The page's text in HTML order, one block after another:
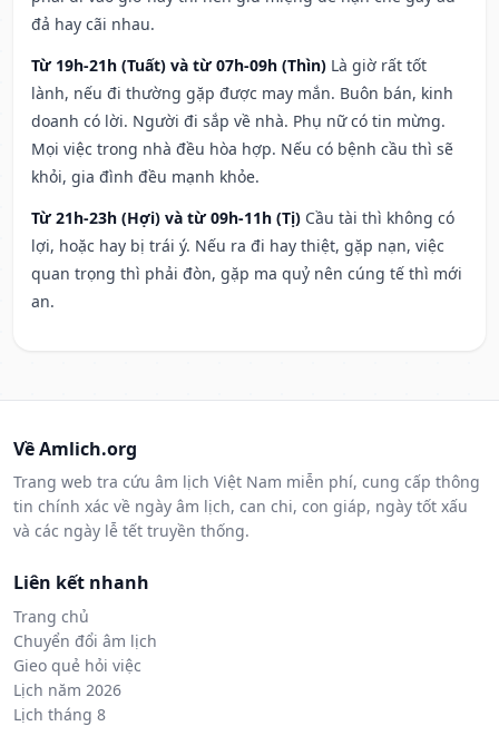
đả hay cãi nhau.
Từ 19h-21h (Tuất) và từ 07h-09h (Thìn) Là giờ rất tốt
lành, nếu đi thường gặp được may mắn. Buôn bán, kinh
doanh có lời. Người đi sắp về nhà. Phụ nữ có tin mừng.
Mọi việc trong nhà đều hòa hợp. Nếu có bệnh cầu thì sẽ
khỏi, gia đình đều mạnh khỏe.
Từ 21h-23h (Hợi) và từ 09h-11h (Tị) Cầu tài thì không có
lợi, hoặc hay bị trái ý. Nếu ra đi hay thiệt, gặp nạn, việc
quan trọng thì phải đòn, gặp ma quỷ nên cúng tế thì mới
an.
Về Amlich.org
Trang web tra cứu âm lịch Việt Nam miễn phí, cung cấp thông
tin chính xác về ngày âm lịch, can chi, con giáp, ngày tốt xấu
và các ngày lễ tết truyền thống.
Liên kết nhanh
Trang chủ
Chuyển đổi âm lịch
Gieo quẻ hỏi việc
Lịch năm 2026
Lịch tháng 8